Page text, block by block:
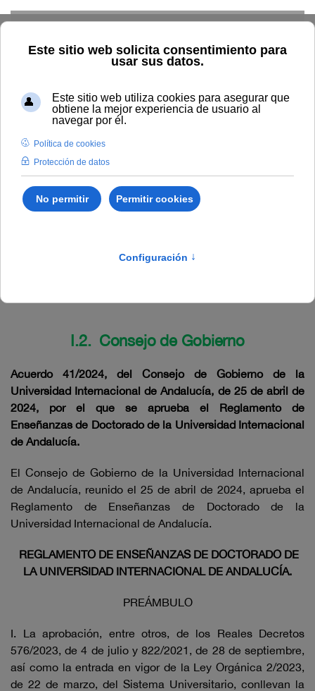
Inicio BOUNIA
Acuerdo 41/2024, del Consejo de Gobierno
de la Universidad Internacional de Andalucía, de 25 de abril de
Doctorado de la Universidad Internacional de Andalucía.
Publicado en:
Bounia Numero 10
DISPOSICIONES Y
I.2. Consejo de Gobierno
Acuerdo 41/2024, del Consejo de Gobierno de la
Universidad Internacional de Andalucía, de 25 de abril de
2024, por el que se aprueba el Reglamento de
Enseñanzas de Doctorado de la Universidad Internacional
de Andalucía.
El Consejo de Gobierno de la Universidad Internacional
de Andalucía, reunido el 25 de abril de 2024, aprueba el
Reglamento de Enseñanzas de Doctorado de la
Universidad Internacional de Andalucía.
REGLAMENTO DE ENSEÑANZAS DE DOCTORADO DE
LA UNIVERSIDAD INTERNACIONAL DE ANDALUCÍA.
PREÁMBULO
I. La aprobación, entre otros, de los Reales Decretos
576/2023, de 4 de julio y 822/2021, de 28 de septiembre,
así como la entrada en vigor de la Ley Orgánica 2/2023,
de 22 de marzo, del Sistema Universitario, conllevan la